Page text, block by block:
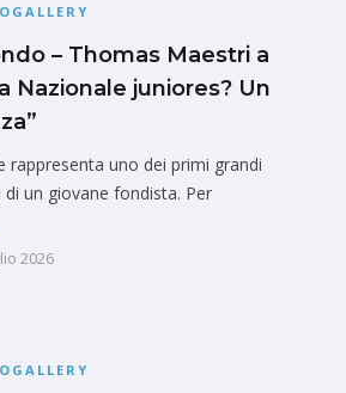
– Thomas Maestri a
Nazionale juniores? Un
rappresenta uno dei primi grandi
un giovane fondista. Per
2026